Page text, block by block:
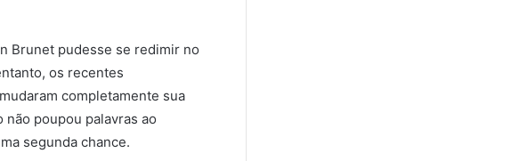
Brunet pudesse se redimir no
os recentes
completamente sua
não poupou palavras ao
segunda chance.